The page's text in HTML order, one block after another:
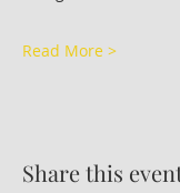
Read More >
Share this